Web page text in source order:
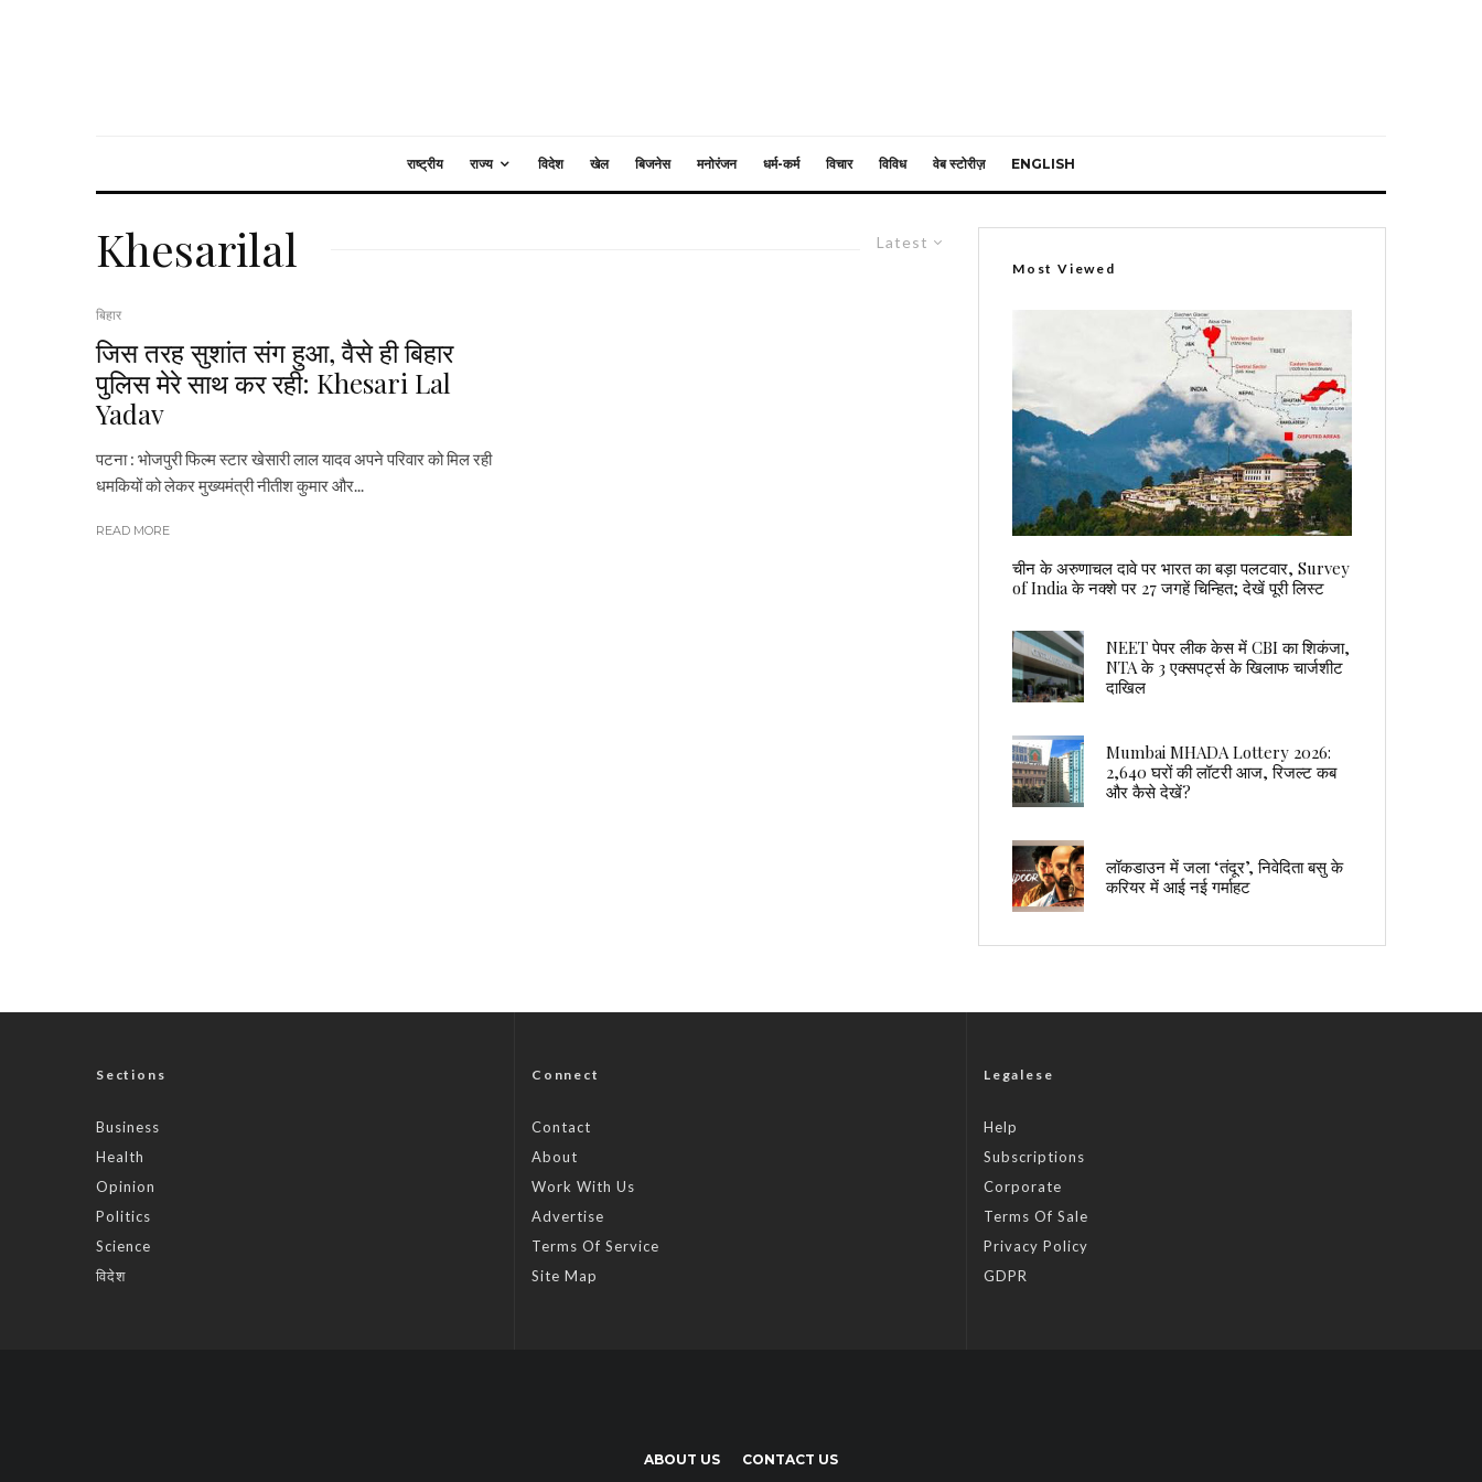
राष्ट्रीय राज्य विदेश खेल बिजनेस मनोरंजन धर्म-कर्म विचार विविध वेब स्टोरीज़ ENGLISH
Latest
Khesarilal
बिहार
जिस तरह सुशांत संग हुआ, वैसे ही बिहार
पुलिस मेरे साथ कर रही: Khesari Lal
Yadav
पटना : भोजपुरी फिल्म स्टार खेसारी लाल यादव अपने परिवार को मिल रही
धमकियों को लेकर मुख्यमंत्री नीतीश कुमार और...
READ MORE
Most Viewed
चीन के अरुणाचल दावे पर भारत का बड़ा पलटवार, Survey
of India के नक्शे पर 27 जगहें चिन्हित; देखें पूरी लिस्ट
NEET पेपर लीक केस में CBI का शिकंजा,
NTA के 3 एक्सपर्ट्स के खिलाफ चार्जशीट
दाखिल
Mumbai MHADA Lottery 2026:
2,640 घरों की लॉटरी आज, रिजल्ट कब
और कैसे देखें?
लॉकडाउन में जला ‘तंदूर’, निवेदिता बसु के
करियर में आई नई गर्माहट
Sections
Business
Health
Opinion
Politics
Science
विदेश
Connect
Contact
About
Work With Us
Advertise
Terms Of Service
Site Map
Legalese
Help
Subscriptions
Corporate
Terms Of Sale
Privacy Policy
GDPR
ABOUT US CONTACT US